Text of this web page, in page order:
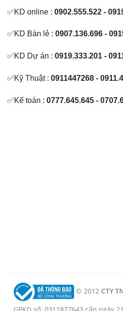
✅KD online : 0902.555.522 -
✅KD Bán lẻ : 0907.136.696 -
✅KD Dự án : 0919.333.201 -
✅Kỹ Thuật : 0911447268 -
✅Kế toán : 0777.645.645 -
© 2012 CTY